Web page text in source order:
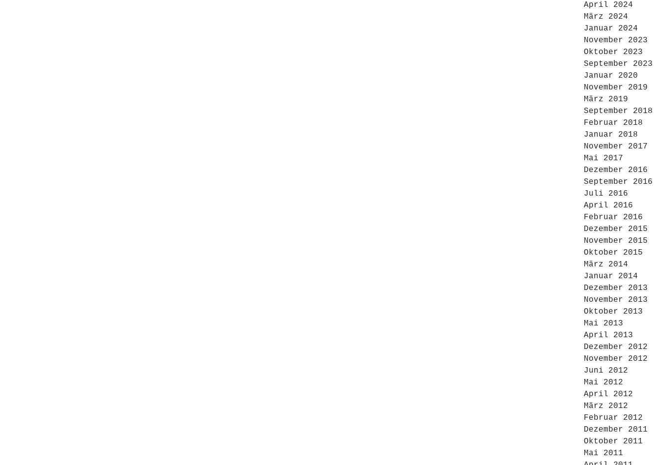
April 2024
März 2024
Januar 2024
November 2023
Oktober 2023
September 2023
Januar 2020
November 2019
März 2019
September 2018
Februar 2018
Januar 2018
November 2017
Mai 2017
Dezember 2016
September 2016
Juli 2016
April 2016
Februar 2016
Dezember 2015
November 2015
Oktober 2015
März 2014
Januar 2014
Dezember 2013
November 2013
Oktober 2013
Mai 2013
April 2013
Dezember 2012
November 2012
Juni 2012
Mai 2012
April 2012
März 2012
Februar 2012
Dezember 2011
Oktober 2011
Mai 2011